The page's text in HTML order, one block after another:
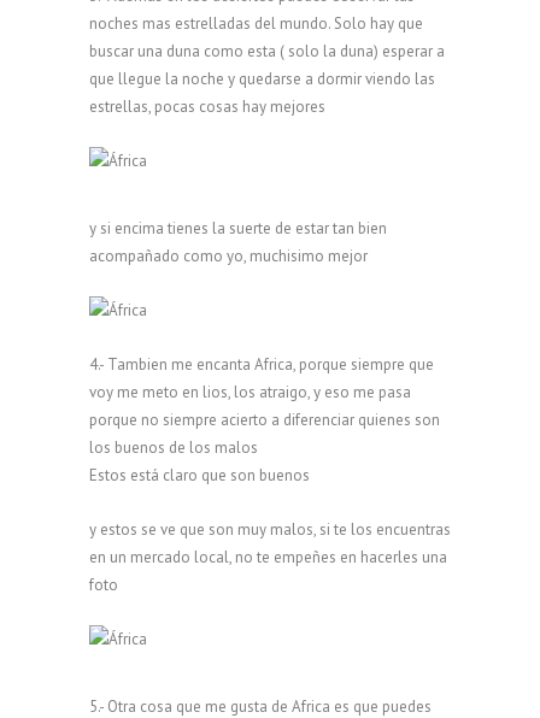
noches mas estrelladas del mundo. Solo hay que
buscar una duna como esta ( solo la duna) esperar a
que llegue la noche y quedarse a dormir viendo las
estrellas, pocas cosas hay mejores
y si encima tienes la suerte de estar tan bien
acompañado como yo, muchisimo mejor
4.- Tambien me encanta Africa, porque siempre que
voy me meto en lios, los atraigo, y eso me pasa
porque no siempre acierto a diferenciar quienes son
los buenos de los malos
Estos está claro que son buenos
y estos se ve que son muy malos, si te los encuentras
en un mercado local, no te empeñes en hacerles una
foto
5.- Otra cosa que me gusta de Africa es que puedes